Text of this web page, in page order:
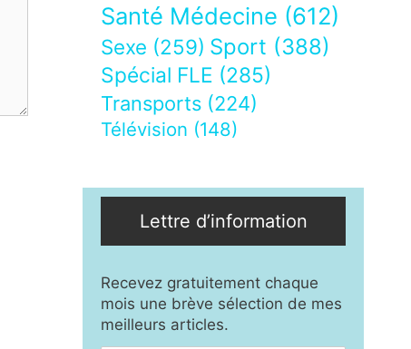
Santé Médecine (612)
Sexe (259) Sport (388)
Spécial FLE (285)
Transports (224)
Télévision (148)
Lettre d’information
Recevez gratuitement chaque
mois une brève sélection de mes
meilleurs articles.